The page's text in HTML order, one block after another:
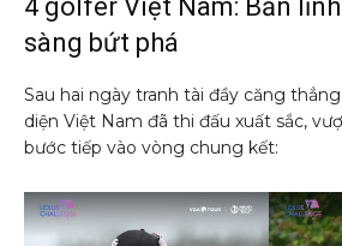
4 golfer Việt Nam: Bản
sàng bứt phá
Sau hai ngày tranh tài đầy căng
diện Việt Nam đã thi đấu xuất sắc,
bước tiếp vào vòng chung kết: